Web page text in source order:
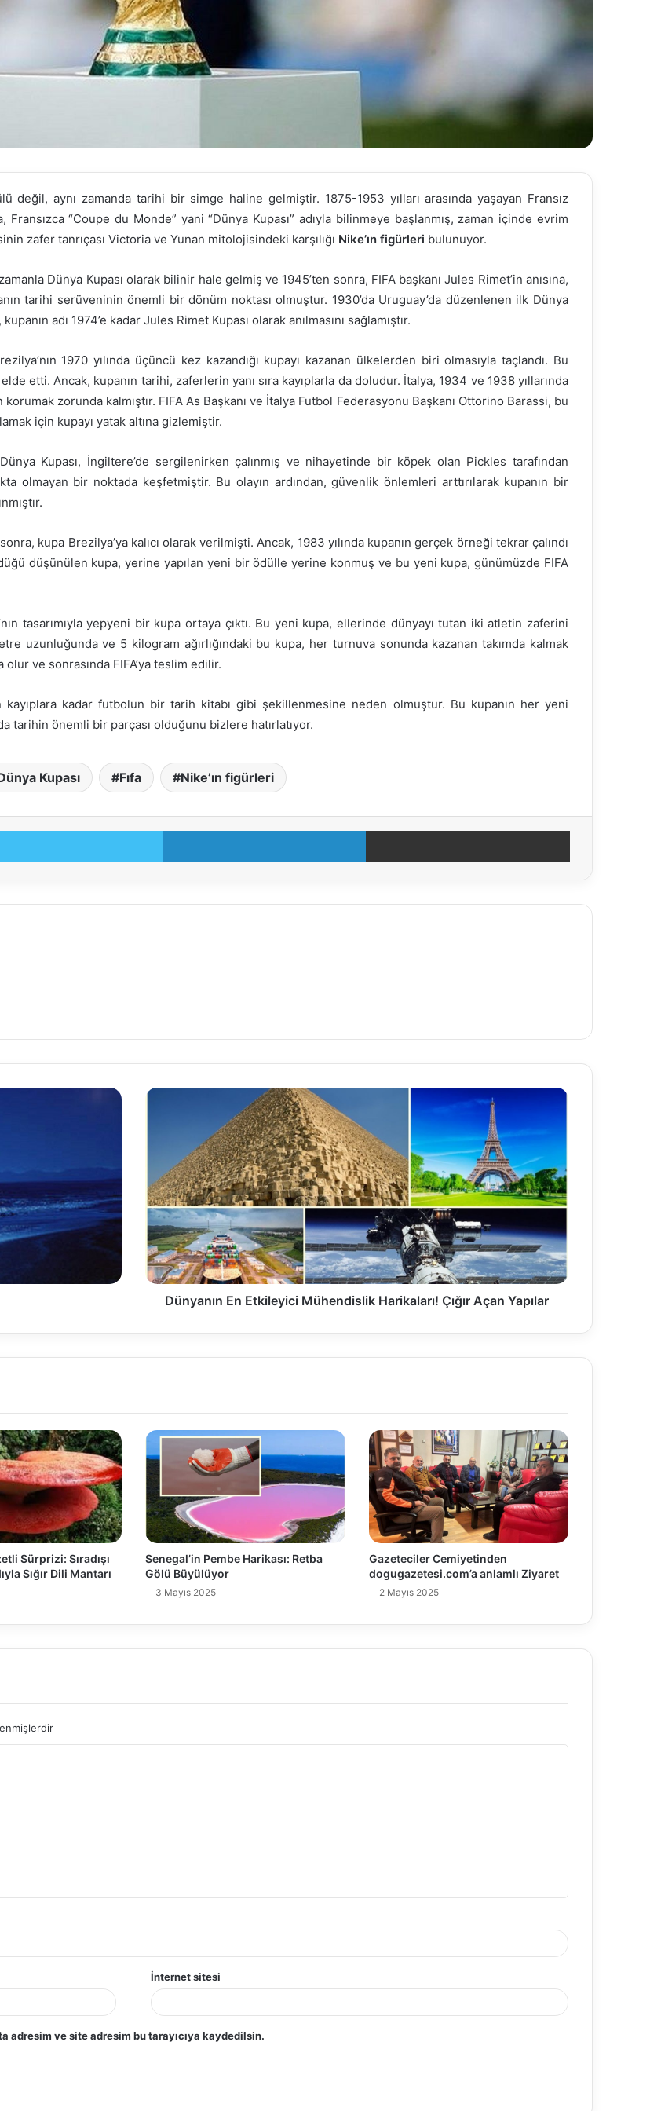
aynı zamanda tarihi bir simge haline gelmiştir. 1875-1953 yılları arasında yaşayan Fransız
“Coupe du Monde” yani “Dünya Kupası” adıyla bilinmeye başlanmış, zaman içinde evrim
zafer tanrıçası Victoria ve Yunan mitolojisindeki karşılığı Nike’ın figürleri bulunuyor.
Dünya Kupası olarak bilinir hale gelmiş ve 1945’ten sonra, FIFA başkanı Jules Rimet’in anısına,
tarihi serüveninin önemli bir dönüm noktası olmuştur. 1930’da Uruguay’da düzenlenen ilk Dünya
adı 1974’e kadar Jules Rimet Kupası olarak anılmasını sağlamıştır.
1970 yılında üçüncü kez kazandığı kupayı kazanan ülkelerden biri olmasıyla taçlandı. Bu
etti. Ancak, kupanın tarihi, zaferlerin yanı sıra kayıplarla da doludur. İtalya, 1934 ve 1938 yıllarında
korumak zorunda kalmıştır. FIFA As Başkanı ve İtalya Futbol Federasyonu Başkanı Ottorino Barassi, bu
için kupayı yatak altına gizlemiştir.
Kupası, İngiltere’de sergilenirken çalınmış ve nihayetinde bir köpek olan Pickles tarafından
olmayan bir noktada keşfetmiştir. Bu olayın ardından, güvenlik önlemleri arttırılarak kupanın bir
kupa Brezilya’ya kalıcı olarak verilmişti. Ancak, 1983 yılında kupanın gerçek örneği tekrar çalındı
düşünülen kupa, yerine yapılan yeni bir ödülle yerine konmuş ve bu yeni kupa, günümüzde FIFA
tasarımıyla yepyeni bir kupa ortaya çıktı. Bu yeni kupa, ellerinde dünyayı tutan iki atletin zaferini
uzunluğunda ve 5 kilogram ağırlığındaki bu kupa, her turnuva sonunda kazanan takımda kalmak
ve sonrasında FIFA’ya teslim edilir.
kayıplara kadar futbolun bir tarih kitabı gibi şekillenmesine neden olmuştur. Bu kupanın her yeni
tarihin önemli bir parçası olduğunu bizlere hatırlatıyor.
Kupası Fıfa Nike’ın figürleri
Twitter LinkedIn
Dünyanın En Etkileyici Mühendislik Harikaları! Çığır Açan Yapılar
Sürprizi: Sıradışı
Sığır Dili Mantarı
Senegal’in Pembe Harikası: Retba
Gölü Büyülüyor
3 Mayıs 2025
Gazeteciler Cemiyetinden
dogugazetesi.com’a anlamlı Ziyaret
2 Mayıs 2025
İnternet sitesi
adresim ve site adresim bu tarayıcıya kaydedilsin.